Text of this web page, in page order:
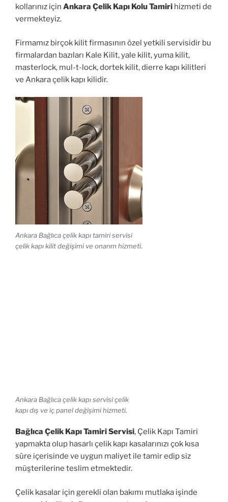
kollarınız için Ankara Çelik Kapı Kolu Tamiri hizmeti de
vermekteyiz.
Firmamız birçok kilit firmasının özel yetkili servisidir bu
firmalardan bazıları Kale Kilit, yale kilit, yuma kilit,
masterlock, mul-t-lock, dortek kilit, dierre kapı kilitleri
ve Ankara çelik kapı kilidir.
Ankara Bağlıca çelik kapı tamiri servisi
çelik kapı kilit değişimi ve onarım hizmeti.
Ankara Bağlıca çelik kapı servisi çelik
kapı dış ve iç panel değişimi hizmeti.
Bağlıca Çelik Kapı Tamiri Servisi, Çelik Kapı Tamiri
yapmakta olup hasarlı çelik kapı kasalarınızı çok kısa
süre içerisinde ve uygun maliyet ile tamir edip siz
müşterilerine teslim etmektedir.
Çelik kasalar için gerekli olan bakımı mutlaka işinde